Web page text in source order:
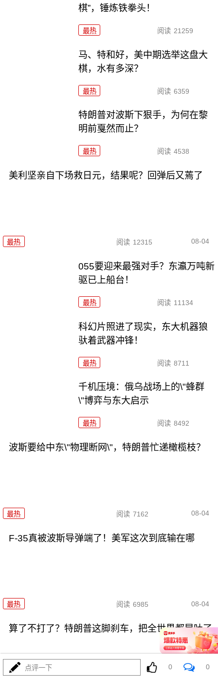
棋”，锤炼铁拳头！
最热 阅读 21259
马、特和好，美中期选举这盘大
棋，水有多深？
最热 阅读 6359
特朗普对波斯下狠手，为何在黎
明前戛然而止？
最热 阅读 4538
美利坚亲自下场救日元，结果呢？回弹后又蔫了
最热 阅读 12315 08-04
055要迎来最强对手？东瀛万吨新
驱已上船台！
最热 阅读 11134
科幻片照进了现实，东大机器狼
驮着武器冲锋！
最热 阅读 8711
千机压境：俄乌战场上的\"蜂群
\"博弈与东大启示
最热 阅读 8492
波斯要给中东\"物理断网\"，特朗普忙递橄榄枝？
最热 阅读 7162 08-04
F-35真被波斯导弹端了！美军这次到底输在哪
最热 阅读 6985 08-04
算了不打了？特朗普这脚刹车，把全世界都晃吐了
点评一下 0 0